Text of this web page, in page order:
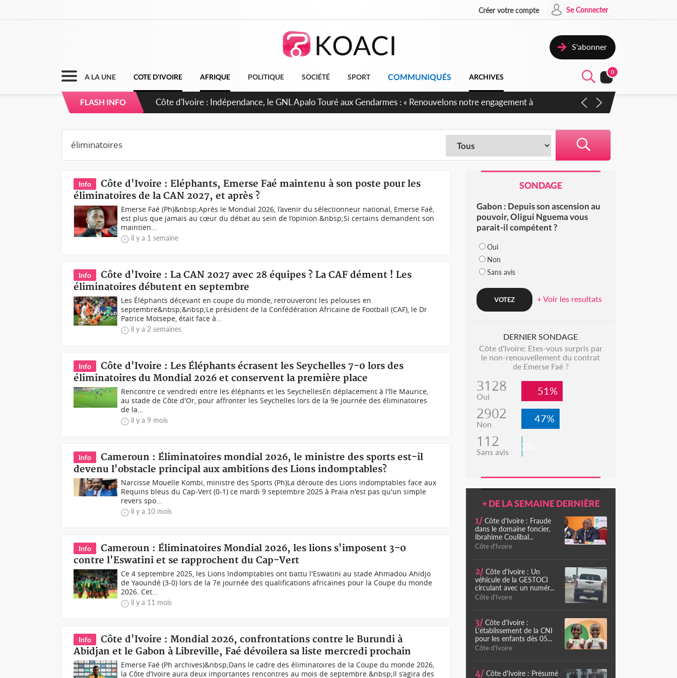
Créer votre compte Se Connecter
S'abonner
A LA UNE COTE D'IVOIRE AFRIQUE POLITIQUE SOCIÉTÉ SPORT COMMUNIQUÉS ARCHIVES
0
FLASH INFO
Sierra Leone : Un projet de réforme constitutionnelle en gestation, points clés des amendements, un exclu
Info
Côte d'Ivoire : Eléphants, Emerse Faé maintenu à son poste pour les
éliminatoires de la CAN 2027, et après ?
Emerse Faé (Ph)&nbsp;Après le Mondial 2026, l’avenir du sélectionneur national, Emerse Faé,
est plus que jamais au cœur du débat au sein de l’opinion.&nbsp;Si certains demandent son
maintien...
il y a 1 semaine
Info
Côte d'Ivoire : La CAN 2027 avec 28 équipes ? La CAF dément ! Les
éliminatoires débutent en septembre
Les Éléphants décevant en coupe du monde, retrouveront les pelouses en
septembre&nbsp;&nbsp;Le président de la Confédération Africaine de Football (CAF), le Dr
Patrice Motsepe, était face à...
il y a 2 semaines
Info
Côte d'Ivoire : Les Éléphants écrasent les Seychelles 7-0 lors des
éliminatoires du Mondial 2026 et conservent la première place
Rencontre ce vendredi entre les éléphants et les SeychellesEn déplacement à l'île Maurice,
au stade de Côte d'Or, pour affronter les Seychelles lors de la 9e journée des éliminatoires
de la...
il y a 9 mois
Info
Cameroun : Éliminatoires mondial 2026, le ministre des sports est-il
devenu l'obstacle principal aux ambitions des Lions indomptables?
Narcisse Mouelle Kombi, ministre des Sports (Ph)La déroute des Lions indomptables face aux
Requins bleus du Cap-Vert (0-1) ce mardi 9 septembre 2025 à Praia n'est pas qu'un simple
revers spo...
il y a 10 mois
Info
Cameroun : Éliminatoires Mondial 2026, les lions s'imposent 3-0
contre l'Eswatini et se rapprochent du Cap-Vert
Ce 4 septembre 2025, les Lions Indomptables ont battu l'Eswatini au stade Ahmadou Ahidjo
de Yaoundé (3-0) lors de la 7e journée des qualifications africaines pour la Coupe du monde
2026. Cet...
il y a 11 mois
Info
Côte d'Ivoire : Mondial 2026, confrontations contre le Burundi à
Abidjan et le Gabon à Libreville, Faé dévoilera sa liste mercredi prochain
Emerse Faé (Ph archives)&nbsp;Dans le cadre des éliminatoires de la Coupe du monde 2026,
la Côte d’Ivoire aura deux importantes rencontres au mois de septembre.&nbsp;Il s’agira des
SONDAGE
Gabon : Depuis son ascension au
pouvoir, Oligui Nguema vous
parait-il compétent ?
Oui
Non
Sans avis
+ Voir les resultats
DERNIER SONDAGE
Côte d'Ivoire: Etes-vous surpris par
le non-renouvellement du contrat
de Emerse Faé ?
3128
Oui 51%
2902
Non 47%
112
Sans avis 2%
+ DE LA SEMAINE DERNIÈRE
1/ Côte d'Ivoire : Fraude
dans le domaine foncier,
Ibrahime Coulibal...
Côte d'Ivoire
2/ Côte d'Ivoire : Un
véhicule de la GESTOCI
circulant avec un numér...
Côte d'Ivoire
3/ Côte d'Ivoire :
L'établissement de la CNI
pour les enfants dès 05...
Côte d'Ivoire
4/ Côte d'Ivoire : Présumé